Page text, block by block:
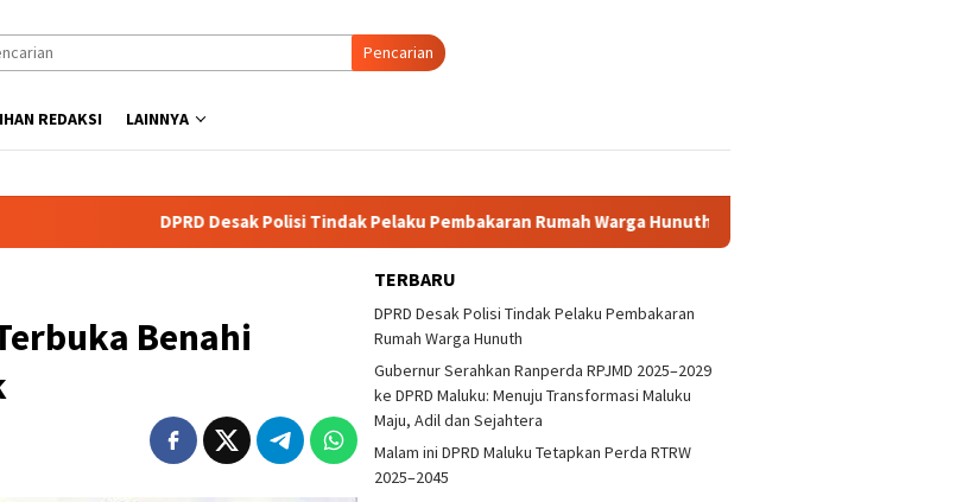
Pencarian
REDAKSI LAINNYA
DPRD Desak Polisi Tindak Pelaku Pembakaran Rumah Warga Hunuth Gubernur Serahkan Ranperda
Benahi
TERBARU
DPRD Desak Polisi Tindak Pelaku Pembakaran
Rumah Warga Hunuth
Gubernur Serahkan Ranperda RPJMD 2025–2029
ke DPRD Maluku: Menuju Transformasi Maluku
Maju, Adil dan Sejahtera
Malam ini DPRD Maluku Tetapkan Perda RTRW
2025–2045